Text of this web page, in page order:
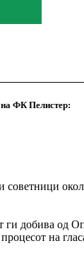
на ФК Пелистер:
советници
добива од
на